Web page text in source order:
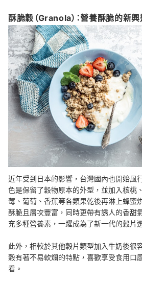
酥脆穀（Granola）：營養酥脆的新
近年受到日本的影響，台灣國內也開始風
色是保留了穀物原本的外型，並加入核桃
莓、葡萄、香蕉等各類果乾後再淋上蜂蜜
酥脆且層次豐富，同時更帶有誘人的香甜
充多種營養素，一躍成為了新一代的穀片
此外，相較於其他穀片類型加入牛奶後很
穀有著不易軟爛的特點，喜歡享受食用口
看。